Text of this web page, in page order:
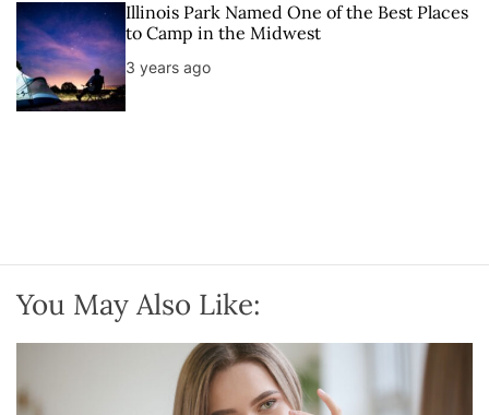
Illinois Park Named One of the Best Places
to Camp in the Midwest
3 years ago
You May Also Like: